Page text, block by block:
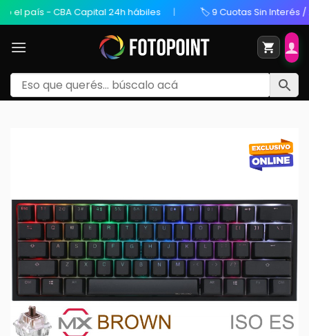
país - CBA Capital 24h hábiles 🏷️ 9 Cuotas Sin Interés /